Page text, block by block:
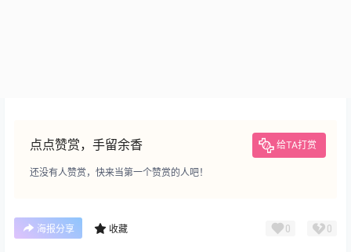
点点赞赏，手留余香 给TA打赏
还没有人赞赏，快来当第一个赞赏的人吧！
海报分享 收藏 0 0